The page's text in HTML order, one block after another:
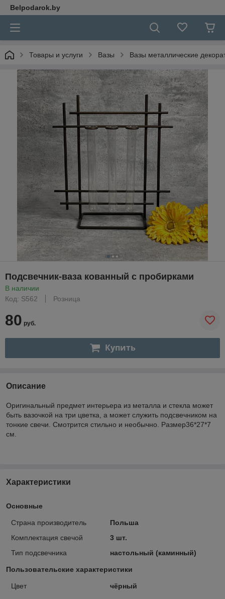
Belpodarok.by
Товары и услуги Вазы Вазы металлические
Подсвечник-ваза кованный с пробирками
В наличии
Код: S562
Розница
80 руб.
Купить
Описание
Оригинальный предмет интерьера из металла и стекла может
быть вазочкой на три цветка, а может служить подсвечником на
тонкие свечи. Смотрится стильно и необычно. Размер36*27*7
см.
Характеристики
Основные
Страна производитель
Польша
Комплектация свечой
3 шт.
Тип подсвечника
настольный (каминный)
Пользовательские характеристики
Цвет чёрный